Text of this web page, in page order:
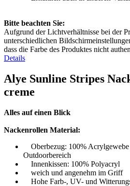
Bitte beachten Sie:
Aufgrund der Lichtverhältnisse bei der
unterschiedlichen
dass die Farbe des Produktes nicht
Details
Alye Sunline Stripes
creme
Alles auf einen Blick
Nackenrollen Material:
Oberbezug: 100%
Outdoorbereich
Innenkissen: 100% Polyacryl
weich und angenehm im Griff
Hohe Farb-, UV- und